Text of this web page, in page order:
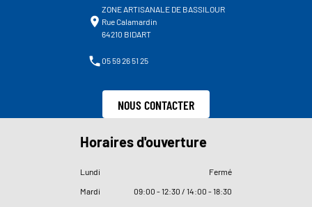
ZONE ARTISANALE DE BASSILOUR
Rue Calamardin
64210 BIDART
05 59 26 51 25
NOUS CONTACTER
Horaires d'ouverture
Lundi
Fermé
Mardi
09:00 - 12:30 / 14:00 - 18:30